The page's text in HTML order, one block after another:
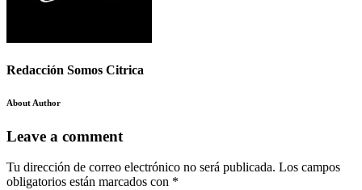
Redacción Somos Citrica
About Author
Leave a comment
Tu dirección de correo electrónico no será publicada. Los campos
obligatorios están marcados con *